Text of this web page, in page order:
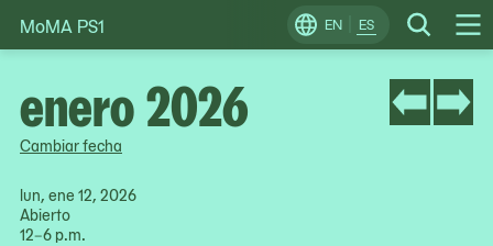
Skip
to
EN ES Search
Change
Locale
MoMA PS1
Cambiar fecha
lun, ene 12, 2026
Abierto
12–6 p.m.
enero 2026